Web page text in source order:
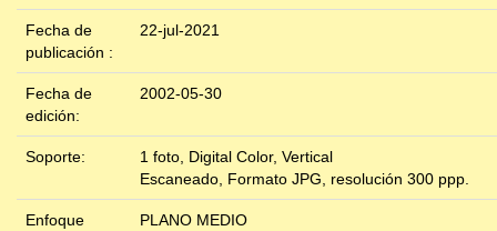
Fecha de
publicación :
22-jul-2021
Fecha de
edición:
2002-05-30
Soporte:
1 foto, Digital Color, Vertical
Escaneado, Formato JPG, resolución 300 ppp.
Enfoque
PLANO MEDIO